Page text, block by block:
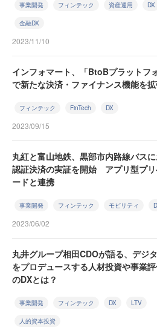
事業開発 フィンテック 資産運用 DX
金融DX
2023/11/10
インフォマート、「BtoBプラットフ
で新たな決済・ファイナンス機能を
フィンテック FinTech DX
2023/09/15
丸紅と富山地鉄、黒部市内路線バス
認証決済の実証を開始 アプリ型プリ
ードと連携
事業開発 フィンテック モビリティ
2023/06/02
丸井グループ相田CDOが語る、デジ
をプロデュースする人材投資や事業
のDXとは？
事業開発 フィンテック DX LTV
人的資本投資